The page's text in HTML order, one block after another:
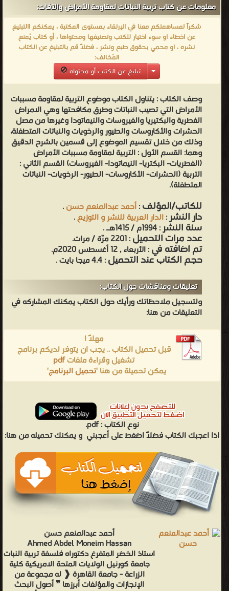
معلومات عن كتاب تربية النباتات لمقاومة الأمراض والآفات:
شكراً لمساهمتكم معنا في الإرتقاء بمستوى المكتبة ، يمكنكم االتبليغ
عن اخطاء او سوء اختيار للكتب وتصنيفها ومحتواها ، أو كتاب يُمنع
نشره ، او محمي بحقوق طبع ونشر ، فضلاً قم بالتبليغ عن الكتاب
المُخالف:
تبليغ عن الكتاب أو محتواه
وصف الكتاب :يتناول الكتاب موضوع التربية لمقاومة مسببات
الأمراض التي تصيب النباتات وطرق مكافحتها وهي الامراض
الفطرية والبكتيريا والفيروسات والنيماتودا وغيرها من مصل
الحشرات والأكاروسات والطيور والرخويات والنباتات المتطفلة،
وذلك من خلال تقسيم الموضوع إلى قسمين بالشرح الدقيق
وهما: القسم الأول : التربية لمقاومة مسببات الأمراض
(الفطريات- البكتريا- النيماتودا- الفيروسات) القسم الثاني :
التربية (الحشرات- الأكاروسات- الطيور- الرخويات- النباتات
المتطفلة).
للكاتب/المؤلف:أحمد عبدالمنعم حسن.
دار النشر:الدار العربية للنشر و التوزيع.
سنة النشر: 1994م / 1415هـ .
عدد مرات التحميل: 2201 مرّة / مرات.
تم اضافته في: الأربعاء , 12 أغسطس 2020م.
حجم الكتاب عند التحميل: 4.4 ميجا بايت .
تعليقات ومناقشات حول الكتاب:
ولتسجيل ملاحظاتك ورأيك حول الكتاب يمكنك المشاركه في
التعليقات من هنا:
مهلاً !
قبل تحميل الكتاب .. يجب ان يتوفر لديكم برنامج
تشغيل وقراءة ملفاتpdf
يمكن تحميلة من هنا 'تحميل البرنامج'
نوع الكتاب :pdf.
اذا اعجبك الكتاب فضلاً اضغط على أعجبني و يمكنك تحميله من هنا:
أحمد عبدالمنعم حسن
Ahmed Abdel Moneim Hassan
استاذ الخضر المتفرغ دكتوراه فلسفة تربية النبات
جامعة كورنيل الولايات المتحة الامريكية كلية
الزراعة - جامعة القاهرة ❰ له مجموعة من
الإنجازات والمؤلفات أبرزها ❞ أصول البحث